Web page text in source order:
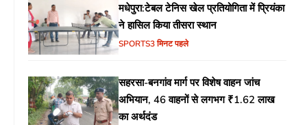
मधेपुरा:टेबल टेनिस खेल प्रतियोगिता में प्रियंका
ने हासिल किया तीसरा स्थान
SPORTS3 मिनट पहले
सहरसा-बनगांव मार्ग पर विशेष वाहन जांच
अभियान, 46 वाहनों से लगभग ₹1.62 लाख
का अर्थदंड